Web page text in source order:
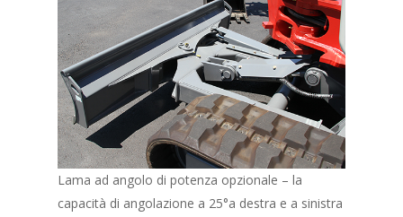
Lama ad angolo di potenza opzionale – la
capacità di angolazione a 25°a destra e a sinistra